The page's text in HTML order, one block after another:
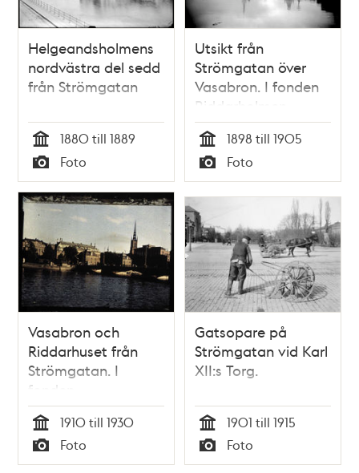
Helgeandsholmens
nordvästra del sedd
från Strömgatan
Tid
1880 till 1889
Typ
Foto
Utsikt från
Strömgatan över
Vasabron. I fonden
Riddarholmen
Tid
1898 till 1905
Typ
Foto
Vasabron och
Riddarhuset från
Strömgatan. I
fonden
Riddarholmskyrkan
Tid
1910 till 1930
Typ
Foto
Gatsopare på
Strömgatan vid Karl
XII:s Torg.
Tid
1901 till 1915
Typ
Foto